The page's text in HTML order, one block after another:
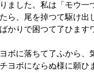
ました。私は「モウ一
、尾を掉つて駆け出
りで困つて了ひます
ボに落ちて了ふから、
ヨボにならぬ様に願ひ